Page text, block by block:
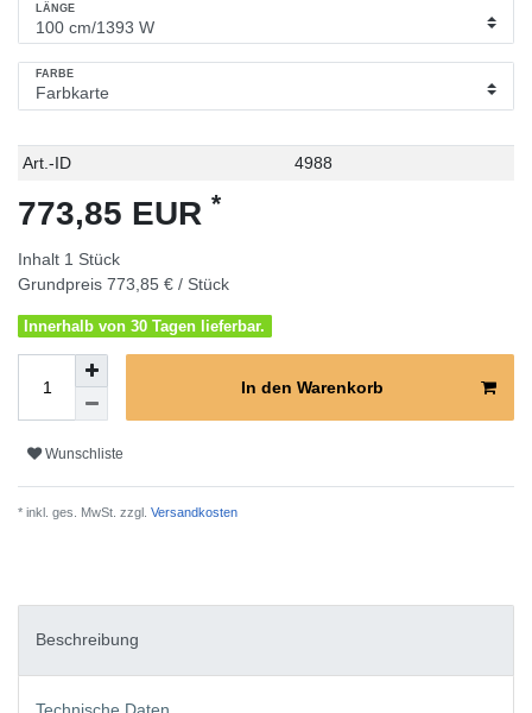
LÄNGE
FARBE
Technisches
Wert
Art.-ID 4988
773,85 EUR *
Inhalt 1 Stück
Grundpreis 773,85 € / Stück
Innerhalb von 30 Tagen lieferbar.
In den Warenkorb
Wunschliste
* inkl. ges. MwSt. zzgl. Versandkosten
Beschreibung
Technische Daten